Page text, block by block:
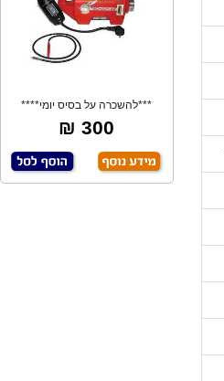
***להשכרה על בסיס יומי****
יחידת הנעה /
300 ₪